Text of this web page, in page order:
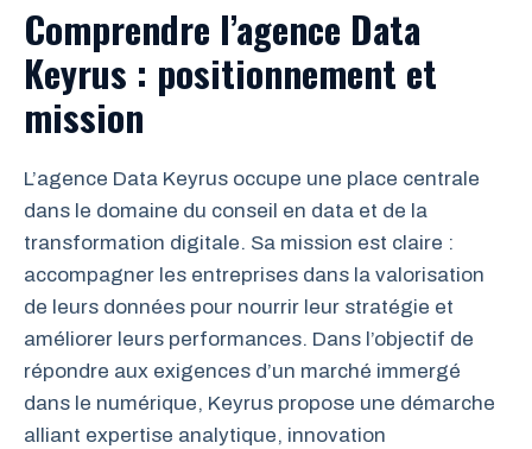
Comprendre l’agence Data
Keyrus : positionnement et
mission
L’agence Data Keyrus occupe une place centrale
dans le domaine du conseil en data et de la
transformation digitale. Sa mission est claire :
accompagner les entreprises dans la valorisation
de leurs données pour nourrir leur stratégie et
améliorer leurs performances. Dans l’objectif de
répondre aux exigences d’un marché immergé
dans le numérique, Keyrus propose une démarche
alliant expertise analytique, innovation